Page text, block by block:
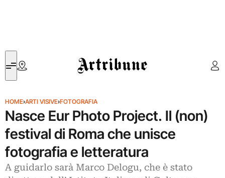
Artribune
HOME›ARTI VISIVE›FOTOGRAFIA
Nasce Eur Photo Project. Il (non)
festival di Roma che unisce
fotografia e letteratura
A guidarlo sarà Marco Delogu, che è stato